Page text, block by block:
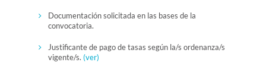
Documentación solicitada en las bases de la
convocatoria.
Justificante de pago de tasas según la/s ordenanza/s
vigente/s. (ver)